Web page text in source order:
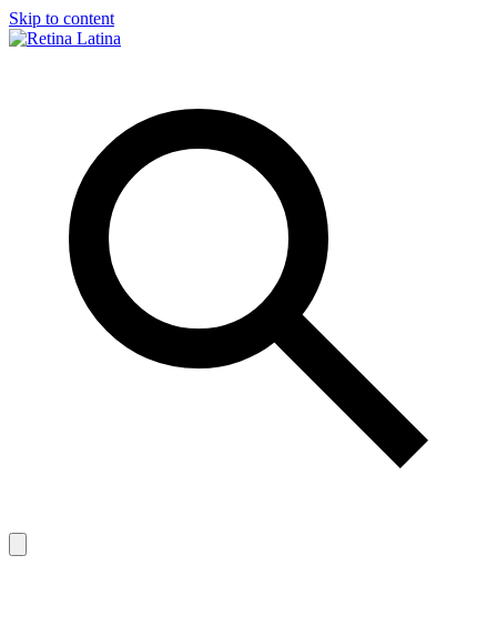
Skip to content